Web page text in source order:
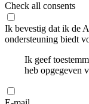
Check all consents
Ik bevestig dat ik de
ondersteuning biedt
Ik geef
heb opgegeven